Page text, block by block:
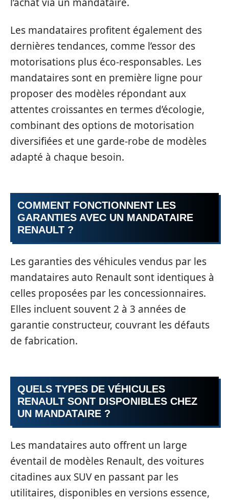
l’achat via un mandataire.
Les mandataires profitent également des
dernières tendances, comme l’essor des
motorisations plus éco-responsables. Les
mandataires sont en première ligne pour
proposer des modèles répondant aux
attentes croissantes en termes d’écologie,
combinant des options de motorisation
diversifiées et une garde-robe de modèles
adapté à chaque besoin.
COMMENT FONCTIONNENT LES
GARANTIES AVEC UN MANDATAIRE
RENAULT ?
Les garanties des véhicules vendus par les
mandataires auto Renault sont identiques à
celles proposées par les concessionnaires.
Elles incluent souvent 2 à 3 années de
garantie constructeur, couvrant les défauts
de fabrication.
QUELS TYPES DE VÉHICULES
RENAULT SONT DISPONIBLES CHEZ
UN MANDATAIRE ?
Les mandataires auto offrent un large
éventail de modèles Renault, des voitures
citadines aux SUV en passant par les
utilitaires, disponibles en versions essence,